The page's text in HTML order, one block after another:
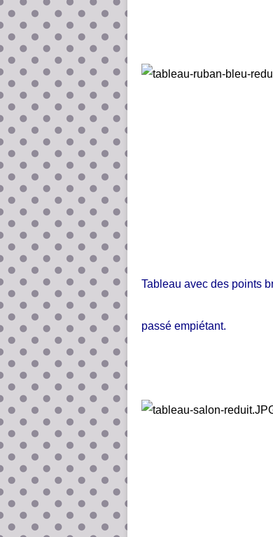
Tableau avec des points
passé empiétant.